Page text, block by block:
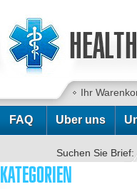
Ihr
FAQ Uber uns
Suchen Sie Brief:
KATEGORIEN